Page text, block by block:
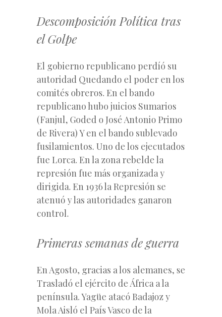
Descomposición Política tras
el Golpe
El gobierno republicano perdíó su
autoridad Quedando el poder en los
comités obreros. En el bando
republicano hubo juicios Sumarios
(Fanjul, Goded o José Antonio Primo
de Rivera) Y en el bando sublevado
fusilamientos. Uno de los ejecutados
fue Lorca. En la zona rebelde la
represión fue más organizada y
dirigida. En 1936 la Represión se
atenuó y las autoridades ganaron
control.
Primeras semanas de guerra
En Agosto, gracias a los alemanes, se
Trasladó el ejército de África a la
península. Yagüe atacó Badajoz y
Mola Aisló el País Vasco de la